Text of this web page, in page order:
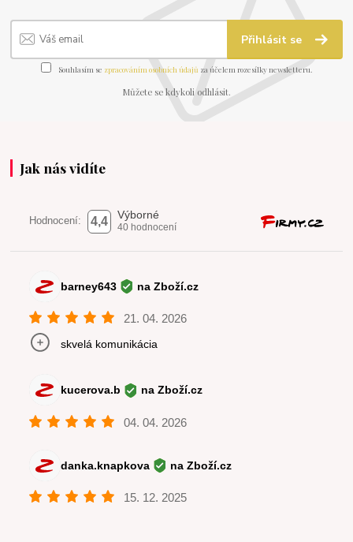
Přihlásit se
Souhlasím se zpracováním osobních údajů za účelem rozesílky newsletteru.
Můžete se kdykoli odhlásit.
Jak nás vidíte